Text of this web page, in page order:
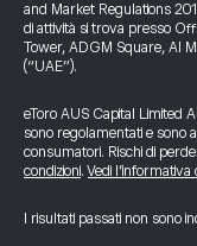
and Market Regulations
di attività si trova presso
Tower, ADGM Square, Al
(“UAE”).
eToro AUS Capital Limited
sono regolamentati e sono
consumatori. Rischi di
condizioni.Vedi
I risultati passati non sono